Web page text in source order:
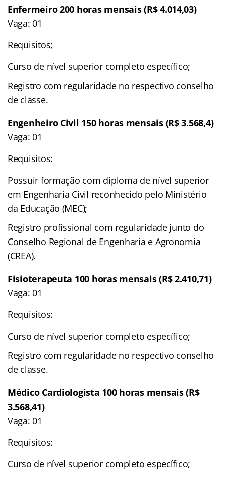
Enfermeiro 200 horas mensais (R$ 4.014,03)
Vaga: 01
Requisitos;
Curso de nível superior completo específico;
Registro com regularidade no respectivo conselho
de classe.
Engenheiro Civil 150 horas mensais (R$ 3.568,4)
Vaga: 01
Requisitos:
Possuir formação com diploma de nível superior
em Engenharia Civil reconhecido pelo Ministério
da Educação (MEC);
Registro profissional com regularidade junto do
Conselho Regional de Engenharia e Agronomia
(CREA).
Fisioterapeuta 100 horas mensais (R$ 2.410,71)
Vaga: 01
Requisitos:
Curso de nível superior completo específico;
Registro com regularidade no respectivo conselho
de classe.
Médico Cardiologista 100 horas mensais (R$
3.568,41)
Vaga: 01
Requisitos:
Curso de nível superior completo específico;